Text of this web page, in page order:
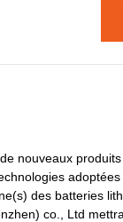
nouveaux
des batteries
co., Ltd